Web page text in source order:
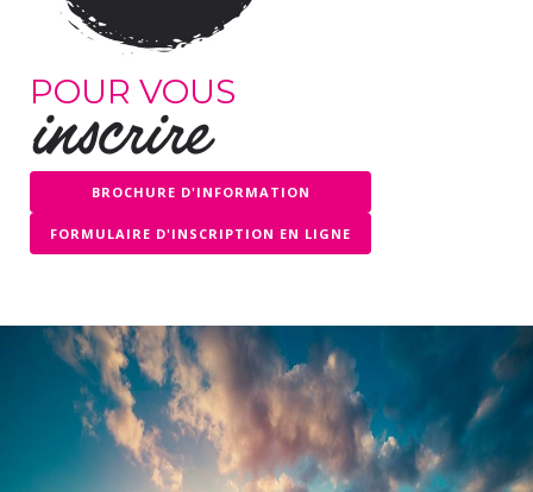
POUR VOUS
inscrire
BROCHURE D'INFORMATION
FORMULAIRE D'INSCRIPTION EN LIGNE